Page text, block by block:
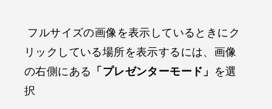
フルサイズの画像を表示しているときにク
リックしている場所を表示するには、画像
の右側にある 「プレゼンターモード」
を選
択